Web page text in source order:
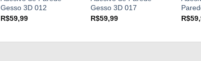
Gesso 3D 012
R$59,99
Gesso 3D 017
R$59,99
R$